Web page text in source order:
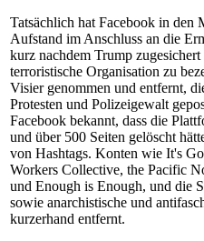
Tatsächlich hat Facebook in den
Aufstand im Anschluss an die
kurz nachdem Trump
terroristische Organisation zu
Visier genommen und entfernt,
Protesten und Polizeigewalt
Facebook bekannt, dass die
und über 500 Seiten gelöscht
von Hashtags. Konten wie It's
Workers Collective, the Pacific
und Enough is Enough, und die
sowie anarchistische und
kurzerhand entfernt.